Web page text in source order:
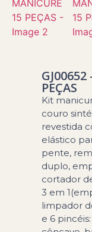
PEÇAS
Kit
couro
revestida
elástico
pente,
duplo,
cortador
3 em
limpador
e 6